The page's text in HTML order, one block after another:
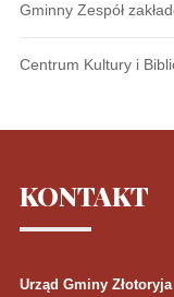
Gminny Zespół
Centrum Kultury i
KONTAKT
Urząd Gminy Złotoryja